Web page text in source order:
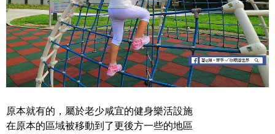
原本就有的，屬於老少咸宜的健身樂活設施
在原本的區域被移動到了更後方一些的地區